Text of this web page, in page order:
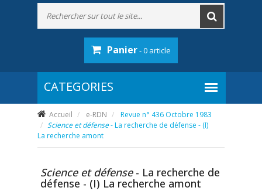
Panier- 0 article
Accueil e-RDN
Revue n° 436 Octobre 1983
Science et défense- La recherche de défense - (I)
La recherche amont
Science et défense- La recherche de
défense - (I) La recherche amont